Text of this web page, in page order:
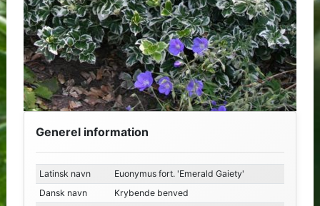
Generel information
Latinsk navn
Euonymus fort. 'Emerald Gaiety'
Dansk navn
Krybende benved